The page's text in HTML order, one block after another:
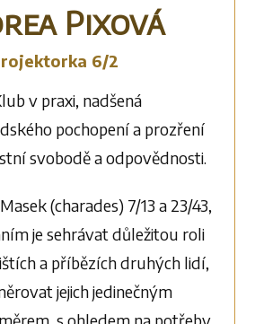
Pixová
6/2
v praxi, nadšená
pochopení a prozření
svobodě a odpovědnosti.
(charades) 7/13 a 23/43,
je sehrávat důležitou roli
a příbězích druhých lidí,
jejich jedinečným